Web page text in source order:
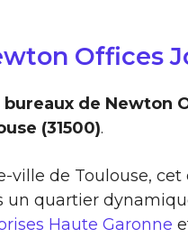
Offices
de Newton
(31500).
ville de Toulouse,
un quartier
Haute Garonne